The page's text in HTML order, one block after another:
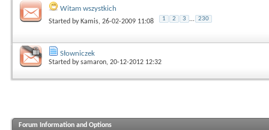
Witam wszystkich
Started by Kamis, 26-02-2009 11:08 1 2 3 ... 230
Słowniczek
Started bysamaron, 20-12-2012 12:32
Forum Information and Options